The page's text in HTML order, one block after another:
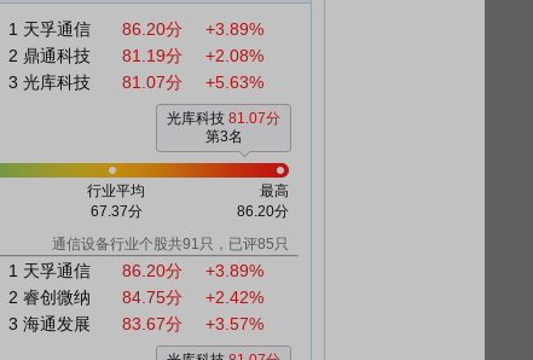
1 天孚通信 86.20分
+3.89%
2 鼎通科技 81.19分
+2.08%
3 光库科技 81.07分 +5.63%
光库科技 81.07分
第3名
行业平均
67.37分
最高
86.20分
通信设备行业个股共91只，已评85只
1 天孚通信 86.20分
+3.89%
2 睿创微纳 84.75分
+2.42%
3 海通发展 83.67分 +3.57%